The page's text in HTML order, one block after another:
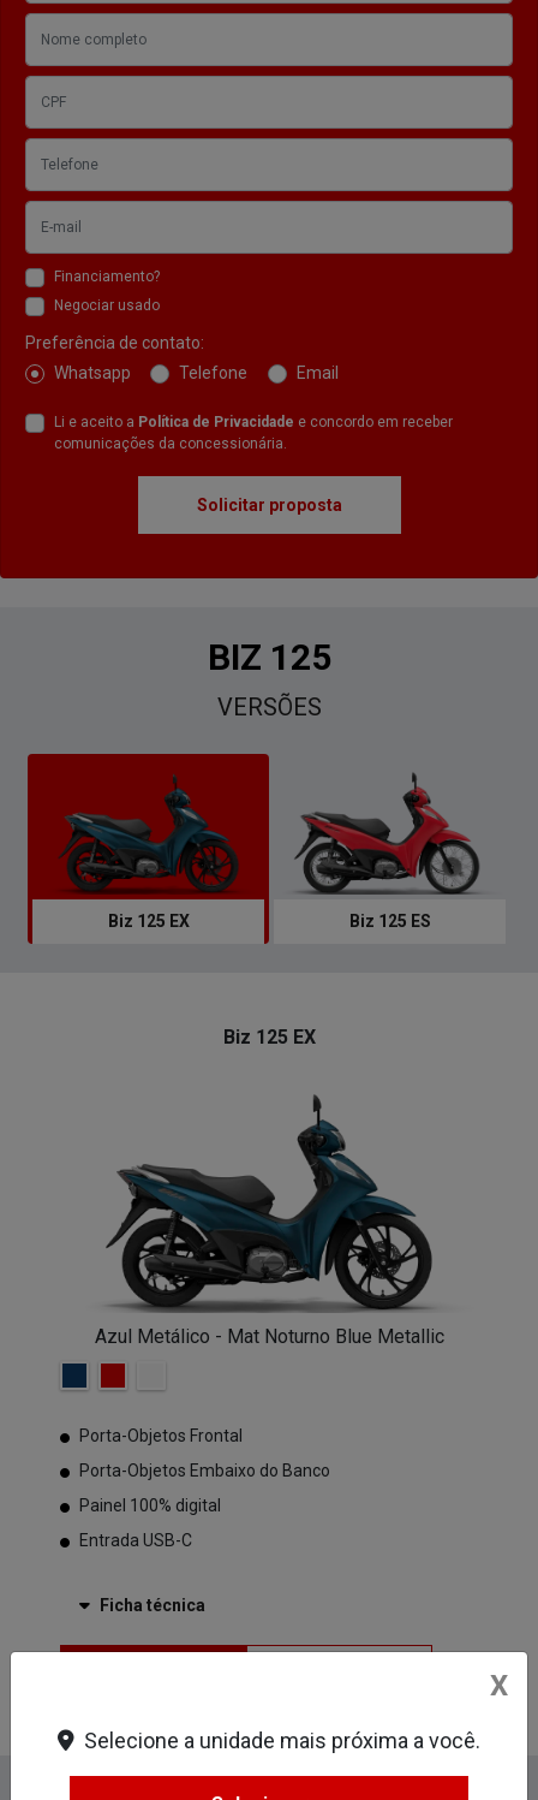
Financiamento?
Negociar usado
Preferência de contato:
Whatsapp
Telefone Email
Li e aceito a Política de Privacidade e concordo em receber
comunicações da concessionária.
Solicitar proposta
BIZ 125
VERSÕES
Biz 125 EX Biz 125 ES
Biz 125 EX
Azul Metálico - Mat Noturno Blue Metallic
Porta-Objetos Frontal
Porta-Objetos Embaixo do Banco
Painel 100% digital
Entrada USB-C
Ficha técnica
X
Selecione a unidade mais próxima a você.